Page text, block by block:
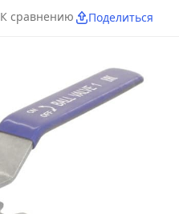
К сравнению Поделиться